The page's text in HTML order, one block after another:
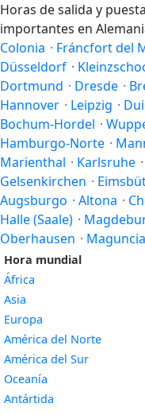
Horas de salida y
importantes en
Colonia · Fráncfort del
Düsseldorf ·
Dortmund · Dresde ·
Hannover · Leipzig ·
Bochum-Hordel ·
Hamburgo-Norte ·
Marienthal · Karlsruhe ·
Gelsenkirchen ·
Augsburgo · Altona ·
Halle (Saale) ·
Oberhausen · Maguncia
Hora mundial
África
Asia
Europa
América del Norte
América del Sur
Oceanía
Antártida